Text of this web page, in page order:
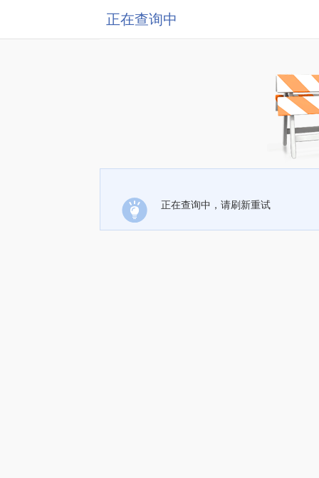
正在查询中
正在查询中，请刷新重试